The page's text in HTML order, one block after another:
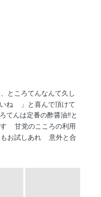
、ところてんなんて久し
ね
」と喜んで頂けて
てんは定番の酢醤油‼︎と
甘党のこころの利用
お試しあれ
意外と合